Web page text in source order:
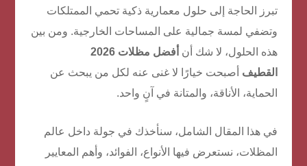
تبرز الحاجة إلى حلول معمارية ذكية تحمي الممتلكات
وتضفي لمسة جمالية على المساحات الخارجية. ومن بين
هذه الحلول، لا شك أن
أفضل مظلات 2026
القطيف أصبحت خيارًا لا غنى عنه لكل من يبحث عن
الحماية، الأناقة، والمتانة في آنٍ واحد.
في هذا المقال الشامل، سنأخذك في جولة داخل عالم
المظلات، نستعرض فيها الأنواع، الفوائد، وأهم المعايير